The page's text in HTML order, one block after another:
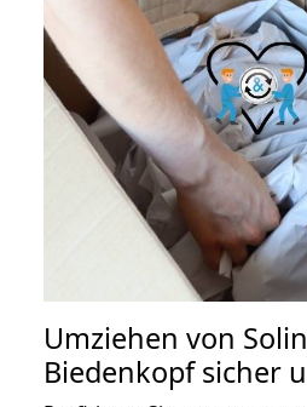
Umziehen von
Biedenkopfsicher